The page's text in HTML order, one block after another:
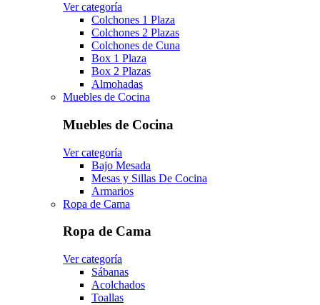
Ver categoría
Colchones 1 Plaza
Colchones 2 Plazas
Colchones de Cuna
Box 1 Plaza
Box 2 Plazas
Almohadas
Muebles de Cocina
Muebles de Cocina
Ver categoría
Bajo Mesada
Mesas y Sillas De Cocina
Armarios
Ropa de Cama
Ropa de Cama
Ver categoría
Sábanas
Acolchados
Toallas